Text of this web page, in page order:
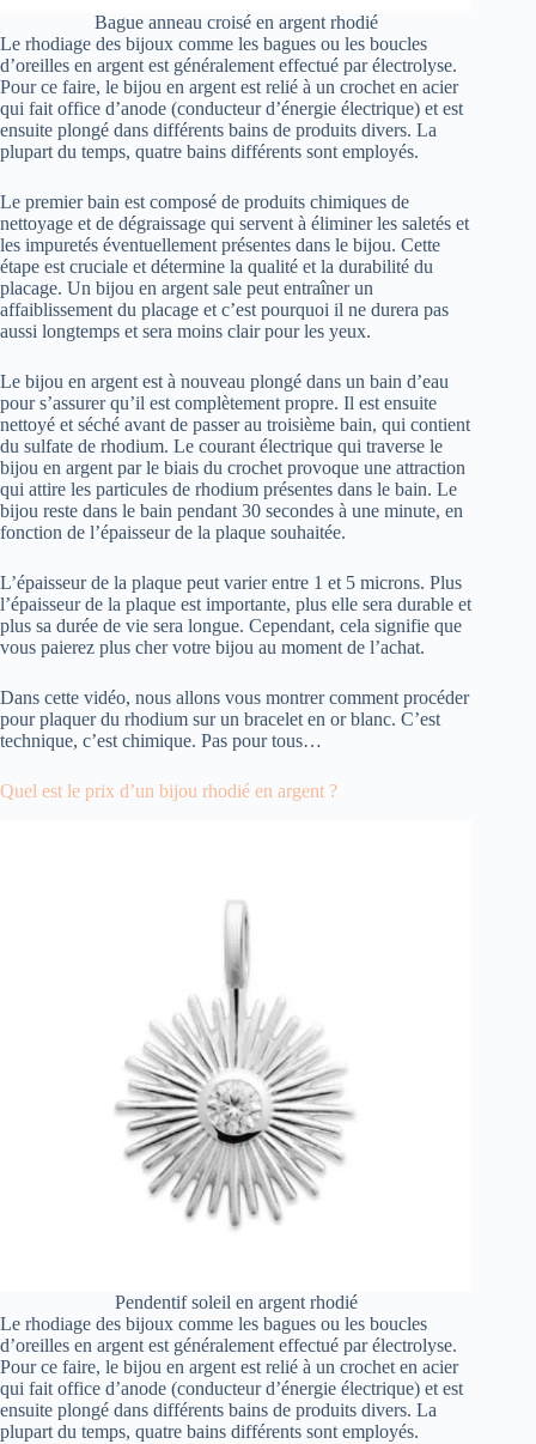
Bague anneau croisé en argent rhodié
Le rhodiage des bijoux comme les bagues ou les boucles
d’oreilles en argent est généralement effectué par électrolyse.
Pour ce faire, le bijou en argent est relié à un crochet en acier
qui fait office d’anode (conducteur d’énergie électrique) et est
ensuite plongé dans différents bains de produits divers. La
plupart du temps, quatre bains différents sont employés.
Le premier bain est composé de produits chimiques de
nettoyage et de dégraissage qui servent à éliminer les saletés et
les impuretés éventuellement présentes dans le bijou. Cette
étape est cruciale et détermine la qualité et la durabilité du
placage. Un bijou en argent sale peut entraîner un
affaiblissement du placage et c’est pourquoi il ne durera pas
aussi longtemps et sera moins clair pour les yeux.
Le bijou en argent est à nouveau plongé dans un bain d’eau
pour s’assurer qu’il est complètement propre. Il est ensuite
nettoyé et séché avant de passer au troisième bain, qui contient
du sulfate de rhodium. Le courant électrique qui traverse le
bijou en argent par le biais du crochet provoque une attraction
qui attire les particules de rhodium présentes dans le bain. Le
bijou reste dans le bain pendant 30 secondes à une minute, en
fonction de l’épaisseur de la plaque souhaitée.
L’épaisseur de la plaque peut varier entre 1 et 5 microns. Plus
l’épaisseur de la plaque est importante, plus elle sera durable et
plus sa durée de vie sera longue. Cependant, cela signifie que
vous paierez plus cher votre bijou au moment de l’achat.
Dans cette vidéo, nous allons vous montrer comment procéder
pour plaquer du rhodium sur un bracelet en or blanc. C’est
technique, c’est chimique. Pas pour tous…
Quel est le prix d’un bijou rhodié en argent ?
Pendentif soleil en argent rhodié
Le rhodiage des bijoux comme les bagues ou les boucles
d’oreilles en argent est généralement effectué par électrolyse.
Pour ce faire, le bijou en argent est relié à un crochet en acier
qui fait office d’anode (conducteur d’énergie électrique) et est
ensuite plongé dans différents bains de produits divers. La
plupart du temps, quatre bains différents sont employés.